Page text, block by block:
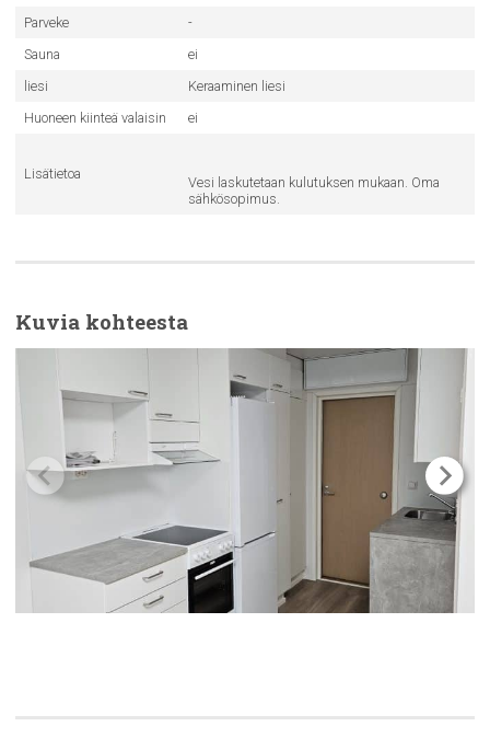
Parveke
-
Sauna
ei
liesi
Keraaminen liesi
Huoneen kiinteä valaisin
ei
Lisätietoa
Vesi laskutetaan kulutuksen mukaan. Oma
sähkösopimus.
Kuvia kohteesta